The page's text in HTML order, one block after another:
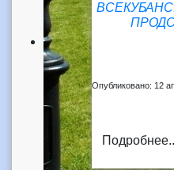
Опубликовано: 12